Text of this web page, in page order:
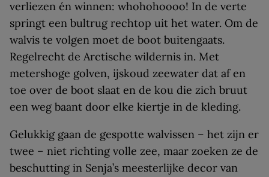
verliezen én winnen: whohohoooo! In de verte
springt een bultrug rechtop uit het water. Om de
walvis te volgen moet de boot buitengaats.
Regelrecht de Arctische wildernis in. Met
metershoge golven, ijskoud zeewater dat af en
toe over de boot slaat en de kou die zich bruut
een weg baant door elke kiertje in de kleding.
Gelukkig gaan de gespotte walvissen – het zijn er
twee – niet richting volle zee, maar zoeken ze de
beschutting in Senja’s meesterlijke decor van